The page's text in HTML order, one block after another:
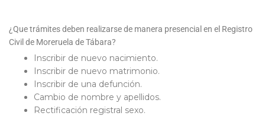
¿Que trámites deben realizarse de manera presencial en el Registro
Civil de Moreruela de Tábara?
Inscribir de nuevo nacimiento.
Inscribir de nuevo matrimonio.
Inscribir de una defunción.
Cambio de nombre y apellidos.
Rectificación registral sexo.